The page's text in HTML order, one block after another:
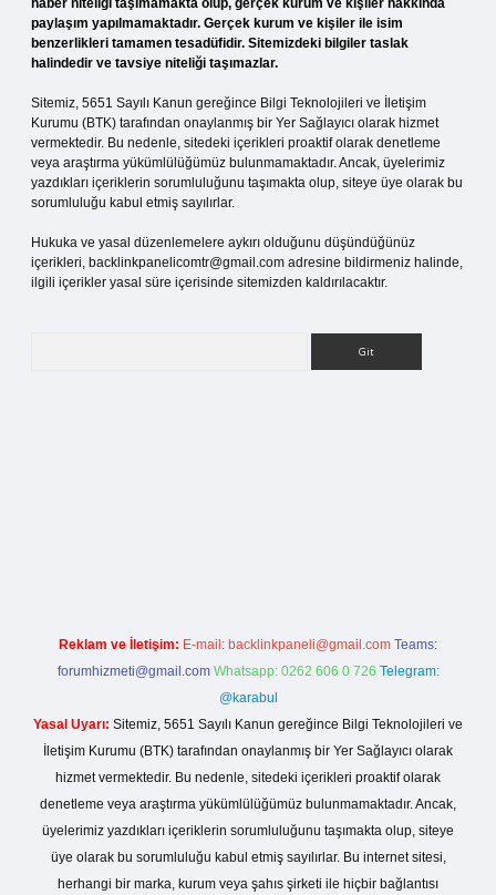
haber niteliği taşımamakta olup, gerçek kurum ve kişiler hakkında
paylaşım yapılmamaktadır. Gerçek kurum ve kişiler ile isim
benzerlikleri tamamen tesadüfidir. Sitemizdeki bilgiler taslak
halindedir ve tavsiye niteliği taşımazlar.
Sitemiz, 5651 Sayılı Kanun gereğince Bilgi Teknolojileri ve İletişim
Kurumu (BTK) tarafından onaylanmış bir Yer Sağlayıcı olarak hizmet
vermektedir. Bu nedenle, sitedeki içerikleri proaktif olarak denetleme
veya araştırma yükümlülüğümüz bulunmamaktadır. Ancak, üyelerimiz
yazdıkları içeriklerin sorumluluğunu taşımakta olup, siteye üye olarak bu
sorumluluğu kabul etmiş sayılırlar.
Hukuka ve yasal düzenlemelere aykırı olduğunu düşündüğünüz
içerikleri, backlinkpanelicomtr@gmail.com adresine bildirmeniz halinde,
ilgili içerikler yasal süre içerisinde sitemizden kaldırılacaktır.
Reklam ve İletişim: E-mail: backlinkpaneli@gmail.com Teams:
forumhizmeti@gmail.com Whatsapp: 0262 606 0 726 Telegram:
@karabul
Yasal Uyarı: Sitemiz, 5651 Sayılı Kanun gereğince Bilgi Teknolojileri ve
İletişim Kurumu (BTK) tarafından onaylanmış bir Yer Sağlayıcı olarak
hizmet vermektedir. Bu nedenle, sitedeki içerikleri proaktif olarak
denetleme veya araştırma yükümlülüğümüz bulunmamaktadır. Ancak,
üyelerimiz yazdıkları içeriklerin sorumluluğunu taşımakta olup, siteye
üye olarak bu sorumluluğu kabul etmiş sayılırlar. Bu internet sitesi,
herhangi bir marka, kurum veya şahıs şirketi ile hiçbir bağlantısı